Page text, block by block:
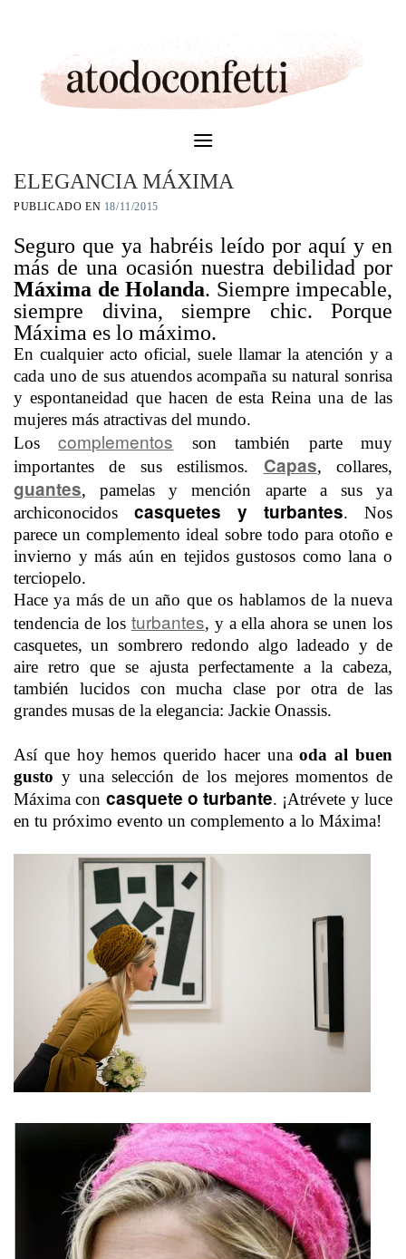
ELEGANCIA MÁXIMA
PUBLICADO EN 18/11/2015
Seguro que ya habréis leído por aquí y en
más de una ocasión nuestra debilidad por
Máxima de Holanda. Siempre impecable,
siempre divina, siempre chic. Porque
Máxima es lo máximo.
En cualquier acto oficial, suele llamar la atención y a
cada uno de sus atuendos acompaña su natural sonrisa
y espontaneidad que hacen de esta Reina una de las
mujeres más atractivas del mundo.
Loscomplementos son también parte muy
importantes de sus estilismos. Capas, collares,
guantes, pamelas y mención aparte a sus ya
archiconocidos casquetes y turbantes. Nos
parece un complemento ideal sobre todo para otoño e
invierno y más aún en tejidos gustosos como lana o
terciopelo.
Hace ya más de un año que os hablamos de la nueva
tendencia de los turbantes, y a ella ahora se unen los
casquetes, un sombrero redondo algo ladeado y de
aire retro que se ajusta perfectamente a la cabeza,
también lucidos con mucha clase por otra de las
grandes musas de la elegancia: Jackie Onassis.
Así que hoy hemos querido hacer unaoda al buen
gusto y una selección de los mejores momentos de
Máxima con casquete o turbante. ¡Atrévete y luce
en tu próximo evento un complemento a lo Máxima!